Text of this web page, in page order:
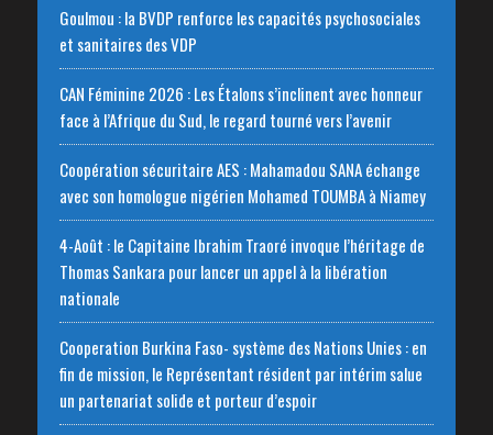
Goulmou : la BVDP renforce les capacités psychosociales
et sanitaires des VDP
CAN Féminine 2026 : Les Étalons s’inclinent avec honneur
face à l’Afrique du Sud, le regard tourné vers l’avenir
Coopération sécuritaire AES : Mahamadou SANA échange
avec son homologue nigérien Mohamed TOUMBA à Niamey
4-Août : le Capitaine Ibrahim Traoré invoque l’héritage de
Thomas Sankara pour lancer un appel à la libération
nationale
‎Cooperation Burkina Faso- système des Nations Unies : en
fin de mission, le Représentant résident par intérim salue
un partenariat solide et porteur d’espoir